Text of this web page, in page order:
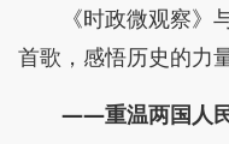
《时政微观察》与
首歌，感悟历史的力量
——重温两国人